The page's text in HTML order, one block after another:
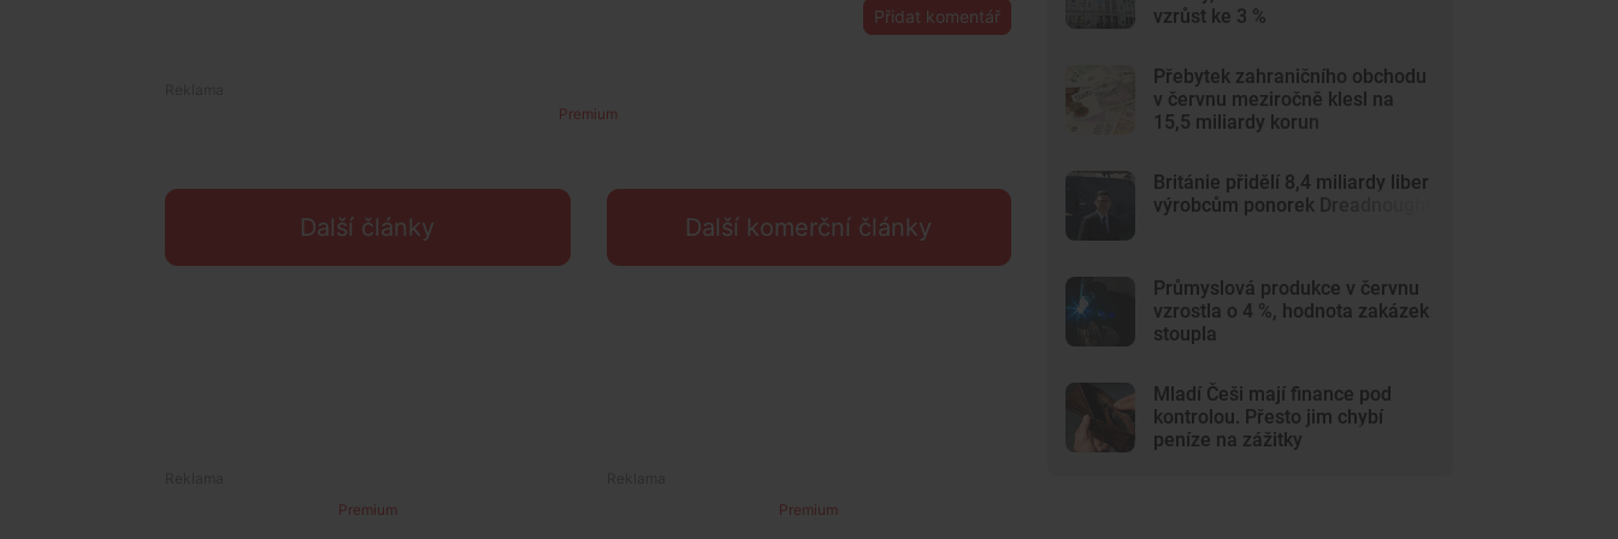
Přidat komentář
Premium
Další články Další komerční články
vzrůst ke 3 %
Přebytek zahraničního obchodu
v červnu meziročně klesl na
15,5 miliardy korun
Británie přidělí 8,4 miliardy liber
výrobcům ponorek Dreadnought
Průmyslová produkce v červnu
vzrostla o 4 %, hodnota zakázek
stoupla
Mladí Češi mají finance pod
kontrolou. Přesto jim chybí
peníze na zážitky
Premium Premium